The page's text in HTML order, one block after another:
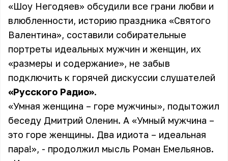
«Шоу Негодяев» обсудили все грани любви и
влюбленности, историю праздника «Святого
Валентина», составили собирательные
портреты идеальных мужчин и женщин, их
«размеры и содержание», не забыв
подключить к горячей дискуссии слушателей
«Русского Радио».
«Умная женщина – горе мужчины», подытожил
беседу Дмитрий Оленин. А «Умный мужчина –
это горе женщины. Два идиота – идеальная
пара!», - продолжил мысль Роман Емельянов.